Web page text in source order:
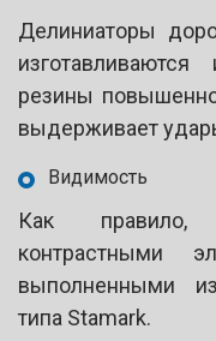
Делиниаторы
резины
выдерживает
Видимость
Как правило,
контрастными
выполненными
типа Stamark.